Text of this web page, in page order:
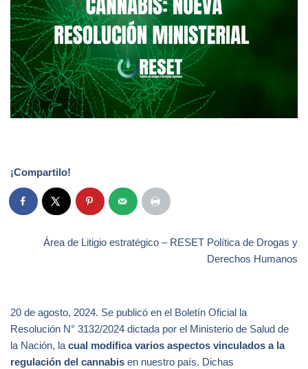
¡Compartilo!
Área de Litigio estratégico – RESET Política de Drogas y
Derechos Humanos
20 de agosto, 2024. Se publicó en el Boletín Oficial la
Resolución N° 3132/2024 dictada por el Ministerio de Salud de
la Nación, la cual modifica varios aspectos vinculados a la
regulación del cannabis en nuestro país. Dichas